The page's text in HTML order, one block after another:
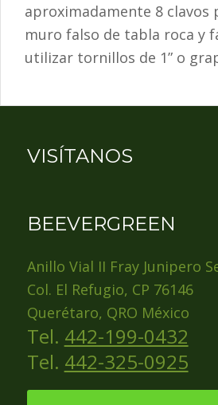
aproximadamente 8 clavos
muro falso de tabla roca y
utilizar tornillos de 1” o
VISÍTANOS
BEEVERGREEN
Anillo Vial II Fray Junipero
Col. El Refugio, CP 76146
Querétaro, QRO México
Tel. 442-199-0432
Tel. 442-325-0925